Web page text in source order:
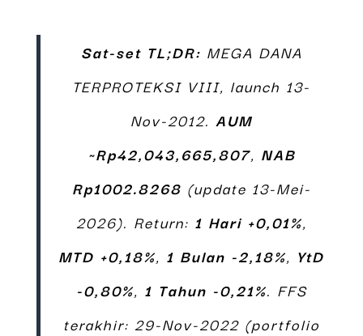
Sat-set TL;DR: MEGA DANA
TERPROTEKSI VIII, launch 13-
Nov-2012. AUM
~Rp42,043,665,807, NAB
Rp1002.8268 (update 13-Mei-
2026). Return: 1 Hari +0,01%,
MTD +0,18%, 1 Bulan -2,18%, YtD
-0,80%, 1 Tahun -0,21%. FFS
terakhir: 29-Nov-2022 (portfolio